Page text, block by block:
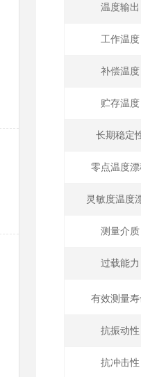
温度输出
工作温度
补偿温度
贮存温度
长期稳定
零点温度漂
灵敏度温度
测量介质
过载能力
有效测量寿
抗振动性
抗冲击性